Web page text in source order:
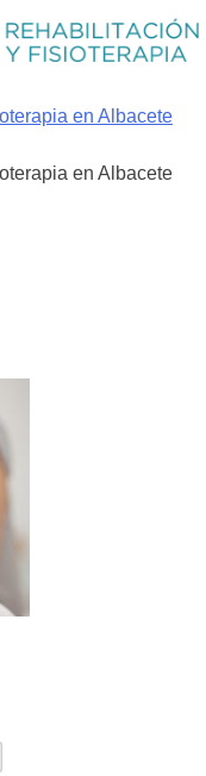
en Albacete
en Albacete